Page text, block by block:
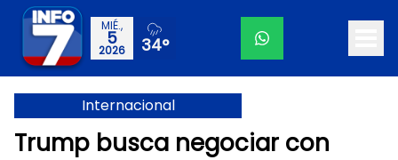
MIÉ.,
5
2026 34°
Internacional
Trump busca negociar con